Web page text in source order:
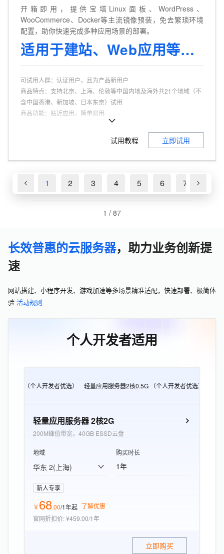
开箱即用，提供宝塔Linux面板、WordPress、
WooCommerce、Docker等主流镜像预装，免去繁琐环境
配置，助你快速完成多种应用场景的部署。
适用于建站、Web应用等场景
可试用人群： 认证用户，且为产品新用户
商品特点： 支持北京、上海、伦敦等中国内地及海外共21个地域（不
含中国香港、新加坡、日本东京）试用
商品功能： 贴近应用，简单易用
试用教程 立即试用
1 2 3 4 5 6 7
1 / 87
长效普惠的云服务器，助力业务创新提
速
网站搭建、小程序开发、游戏加速等多场景精准适配，快速部署、极简体
验 活动规则
个人开发者适用
e实例 （个人开发者优选） 轻量应用服务器2核0.5G （个人开发者优选）
轻量应用服务器 2核2G
200M峰值带宽，40GB ESSD云盘
地域
华东 2(上海)
购买时长
1年
新人专享
￥68.00/1年起 了解优惠
官网折扣价:¥459.00/1年
立即购买